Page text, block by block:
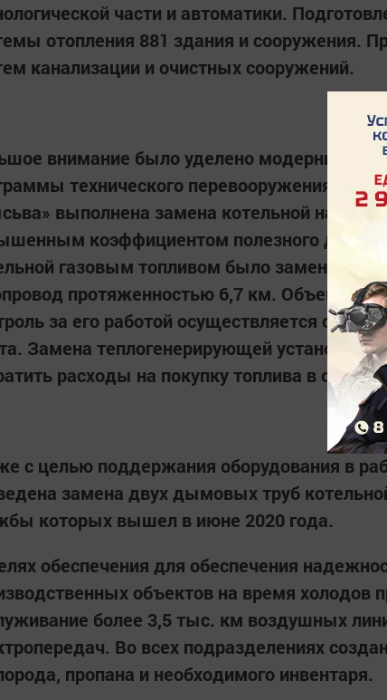
части и автоматики.
отопления 881 здания и сооружения.
канализации и очистных сооружений.
внимание было уделено
технического перевооружения и
выполнена замена котельной на
коэффициентом полезного
газовым топливом было заменено
протяженностью 6,7 км. Объект
за его работой осуществляется
Замена теплогенерирующей установки и
расходы на покупку топлива в
с целью поддержания оборудования в
замена двух дымовых труб
которых вышел в июне 2020 года.
обеспечения для обеспечения
объектов на время холодов
более 3,5 тыс. км воздушных
Во всех подразделениях
пропана и необходимого инвентаря.